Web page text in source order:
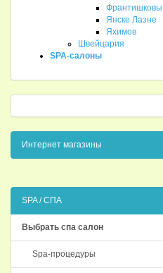
Франтишковы
Янске Лазне
Яхимов
Швейцария
SPA-салоны
Интернет магазины
SPA / СПА
Выбрать спа салон
Spa-процедуры